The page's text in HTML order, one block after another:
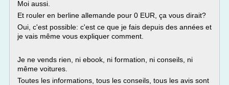
Moi aussi.
Et rouler en berline allemande pour 0 EUR, ça vous dirait?
Oui, c'est possible: c'est ce que je fais depuis des années et
je vais même vous expliquer comment.
Je ne vends rien, ni ebook, ni formation, ni conseils, ni
même voitures.
Toutes les informations, tous les conseils, tous les avis sont